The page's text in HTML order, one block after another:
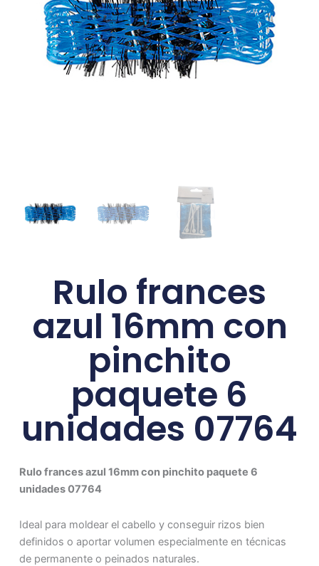
Rulo frances
azul 16mm con
pinchito
paquete 6
unidades 07764
Rulo frances azul 16mm con pinchito paquete 6
unidades 07764
Ideal para moldear el cabello y conseguir rizos bien
definidos o aportar volumen especialmente en técnicas
de permanente o peinados naturales.